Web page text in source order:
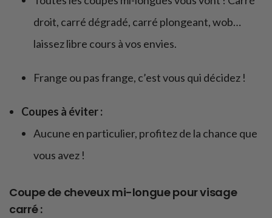
droit, carré dégradé, carré plongeant, wob…
laissez libre cours à vos envies.
Frange ou pas frange, c’est vous qui décidez !
Coupes à éviter :
Aucune en particulier, profitez de la chance que
vous avez !
Coupe de cheveux mi-longue pour visage
carré :